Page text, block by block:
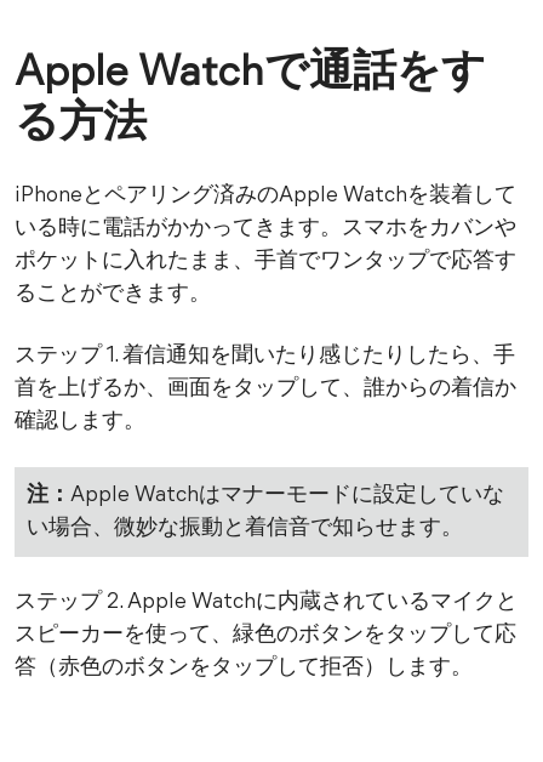
Apple Watchで通話をす
る方法
iPhoneとペアリング済みのApple Watchを装着して
いる時に電話がかかってきます。スマホをカバンや
ポケットに入れたまま、手首でワンタップで応答す
ることができます。
ステップ 1. 着信通知を聞いたり感じたりしたら、手
首を上げるか、画面をタップして、誰からの着信か
確認します。
注： Apple Watchはマナーモードに設定していな
い場合、微妙な振動と着信音で知らせます。
ステップ 2. Apple Watchに内蔵されているマイクと
スピーカーを使って、緑色のボタンをタップして応
答（赤色のボタンをタップして拒否）します。